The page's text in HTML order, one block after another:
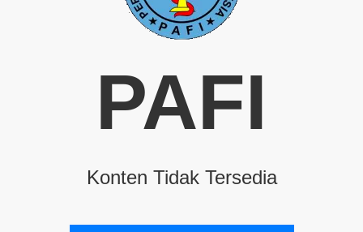
PAFI
Konten Tidak Tersedia